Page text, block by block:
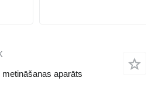
aparāts